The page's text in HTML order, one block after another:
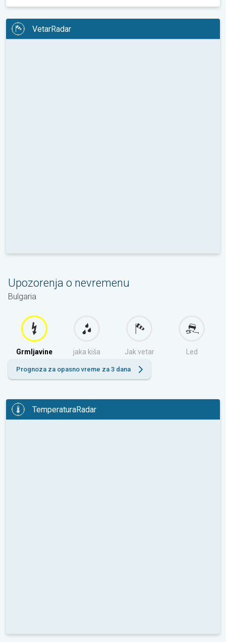
VetarRadar
Upozorenja o nevremenu
Bulgaria
Grmljavine jaka kiša Jak vetar Led
Prognoza za opasno vreme za 3 dana
TemperaturaRadar